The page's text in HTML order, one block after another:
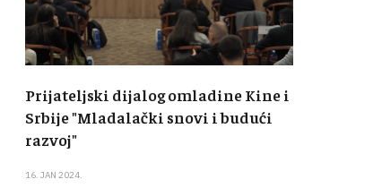
Prijateljski dijalog omladine Kine i
Srbije "Mladalački snovi i budući
razvoj"
16. JAN 2024.